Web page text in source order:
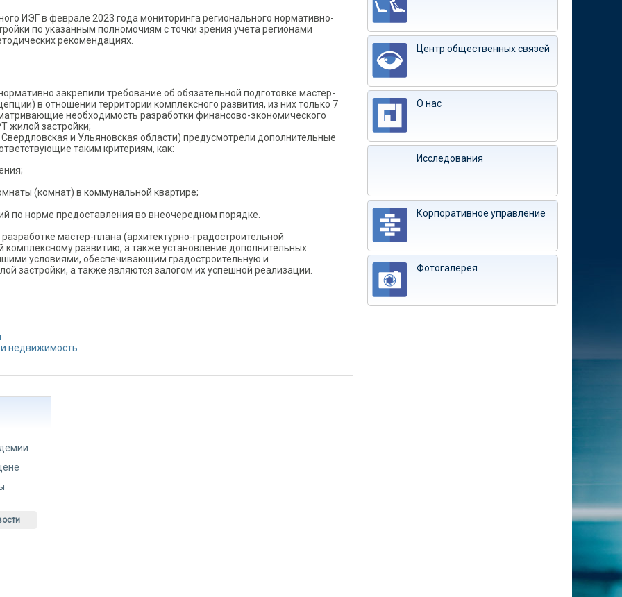
ИЭГ в феврале 2023 года мониторинга регионального нормативно-
по указанным полномочиям с точки зрения учета регионами
рекомендациях.
закрепили требование об обязательной подготовке мастер-
в отношении территории комплексного развития, из них только 7
необходимость разработки финансово-экономического
жилой застройки;
и Ульяновская области) предусмотрели дополнительные
таким критериям, как:
(комнат) в коммунальной квартире;
по норме предоставления во внеочередном порядке.
мастер-плана (архитектурно-градостроительной
развитию, а также установление дополнительных
условиями, обеспечивающим градостроительную и
застройки, а также являются залогом их успешной реализации.
и недвижимость
Центр общественных связей
О нас
Исследования
Корпоративное управление
Фотогалерея